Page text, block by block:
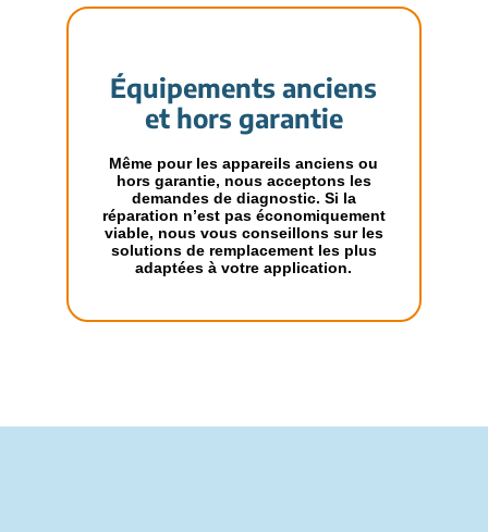
Équipements anciens
et hors garantie
Même pour les appareils anciens ou
hors garantie, nous acceptons les
demandes de diagnostic. Si la
réparation n’est pas économiquement
viable, nous vous conseillons sur les
solutions de remplacement les plus
adaptées à votre application.